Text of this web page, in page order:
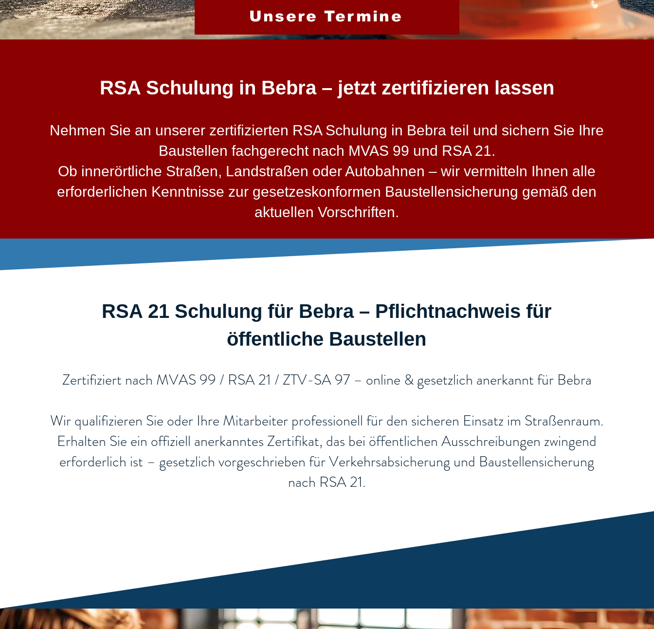
Unsere Termine
RSA Schulung in Bebra – jetzt zertifizieren lassen
Nehmen Sie an unserer zertifizierten RSA Schulung in Bebra teil und sichern Sie Ihre
Baustellen fachgerecht nach MVAS 99 und RSA 21.
Ob innerörtliche Straßen, Landstraßen oder Autobahnen – wir vermitteln Ihnen alle
erforderlichen Kenntnisse zur gesetzeskonformen Baustellensicherung gemäß den
aktuellen Vorschriften.
RSA 21 Schulung für Bebra – Pflichtnachweis für
öffentliche Baustellen​
​Zertifiziert nach MVAS 99 / RSA 21 / ZTV-SA 97 – online & gesetzlich anerkannt für Bebra
Wir qualifizieren Sie oder Ihre Mitarbeiter professionell für den sicheren Einsatz im Straßenraum.
Erhalten Sie ein offiziell anerkanntes Zertifikat, das bei öffentlichen Ausschreibungen zwingend
erforderlich ist – gesetzlich vorgeschrieben für Verkehrsabsicherung und Baustellensicherung
nach RSA 21.